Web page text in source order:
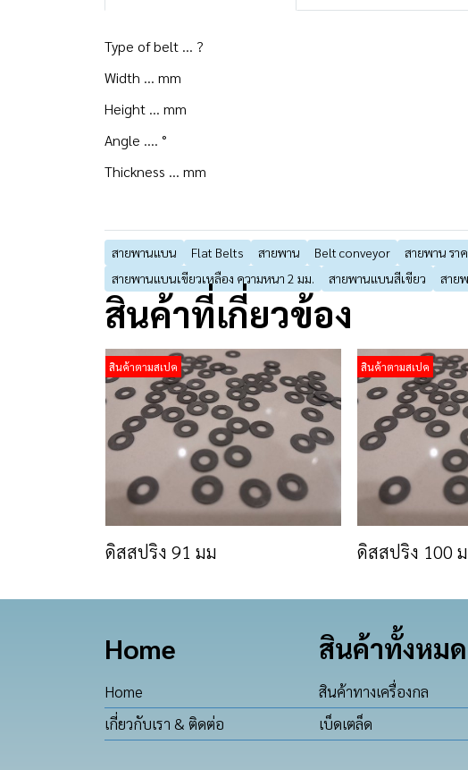
Type of belt ... ?
Width ... mm
Height ... mm
Angle .... °
Thickness ... mm
สายพานแบน Flat Belts สายพาน Belt conveyor สายพาน รา
สายพานแบนเขียวเหลือง ความหนา 2 มม.
สายพานแบนสีเขียว สาย
สินค้าที่เกี่ยวข้อง
สินค้าตามสเปค
ดิสสปริง 91 มม
สินค้าตามสเปค
ดิสสปริง 100
Home
Home
เกี่ยวกับเรา & ติดต่อ
สินค้าทั้งหมด
สินค้าทางเครื่องกล
เบ็ดเตล็ด